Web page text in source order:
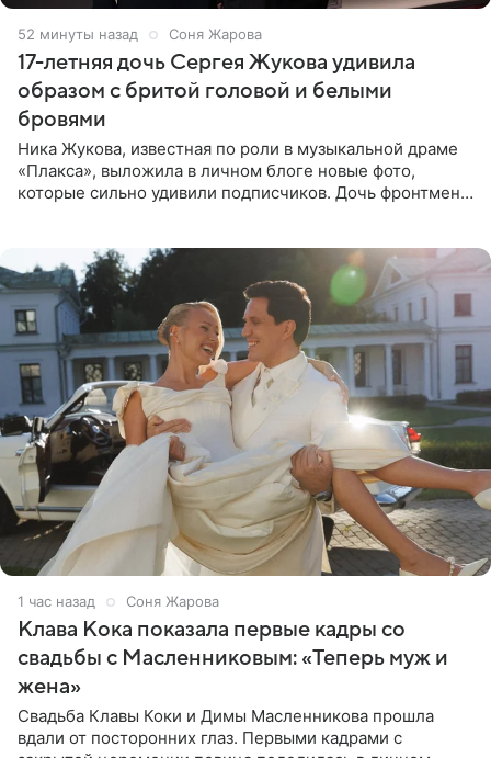
52 минуты назад Соня Жарова
17-летняя дочь Сергея Жукова удивила
образом с бритой головой и белыми
бровями
Ника Жукова, известная по роли в музыкальной драме
«Плакса», выложила в личном блоге новые фото,
которые сильно удивили подписчиков. Дочь фронтмена
1 час назад Соня Жарова
Клава Кока показала первые кадры со
свадьбы с Масленниковым: «Теперь муж и
жена»
Свадьба Клавы Коки и Димы Масленникова прошла
вдали от посторонних глаз. Первыми кадрами с